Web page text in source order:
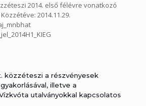
2014. első félévre vonatkozó
2014.11.29.
közzéteszi a részvényesek
illetve a
utalványokkal kapcsolatos